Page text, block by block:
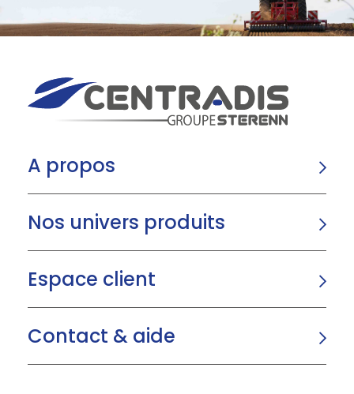
A propos
Nos univers produits
Espace client
Contact & aide